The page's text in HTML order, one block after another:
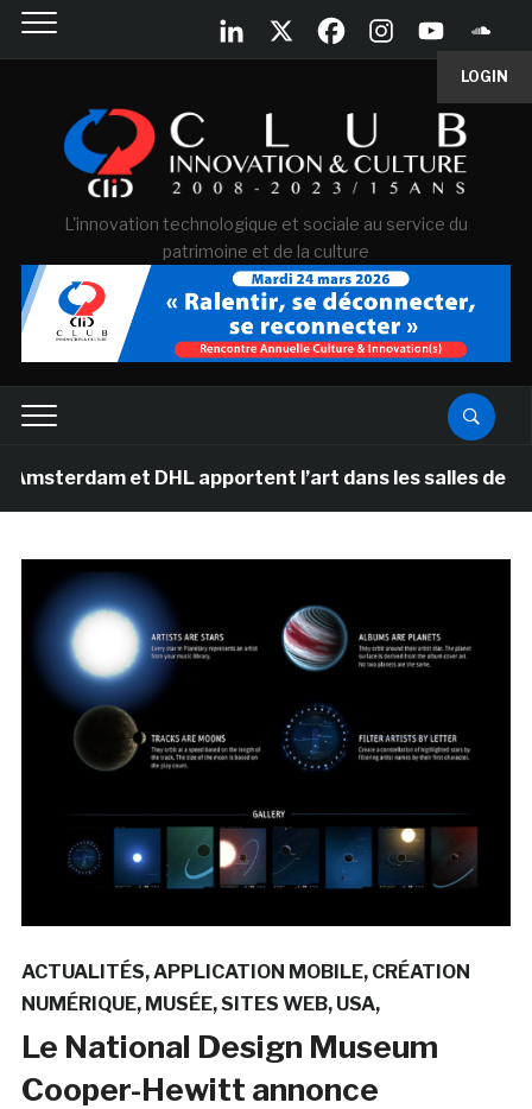
LOGIN
L'innovation technologique et sociale au service du
patrimoine et de la culture
et DHL apportent l’art dans les salles de classe
ACTUALITÉS APPLICATION MOBILE CRÉATION
NUMÉRIQUE MUSÉE SITES WEB USA
Le National Design Museum
Cooper-Hewitt annonce